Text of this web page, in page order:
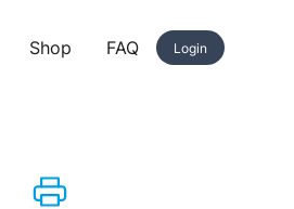
Shop FAQ Login